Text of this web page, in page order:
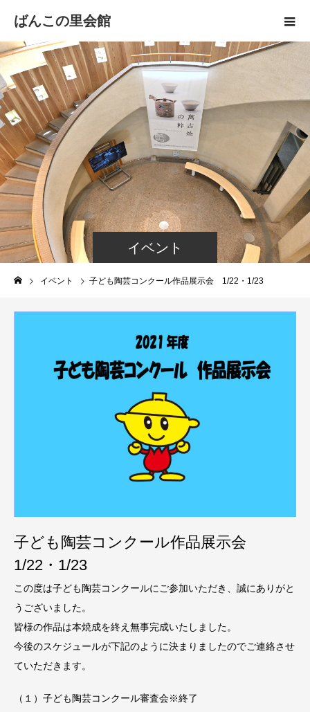
ばんこの里会館
イベント
イベント 子ども陶芸コンクール作品展示会 1/22・1/23
子ども陶芸コンクール作品展示会
1/22・1/23
この度は子ども陶芸コンクールにご参加いただき、誠にありがと
うございました。
皆様の作品は本焼成を終え無事完成いたしました。
今後のスケジュールが下記のように決まりましたのでご連絡させ
ていただきます。
（１）子ども陶芸コンクール審査会※終了